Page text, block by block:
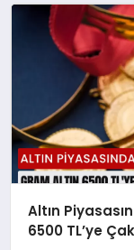
Altın
6500 TL’ye